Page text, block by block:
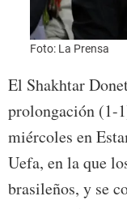
Foto: La Prensa
El Shakhtar
prolongación (1-
miércoles en
Uefa, en la que
brasileños, y se